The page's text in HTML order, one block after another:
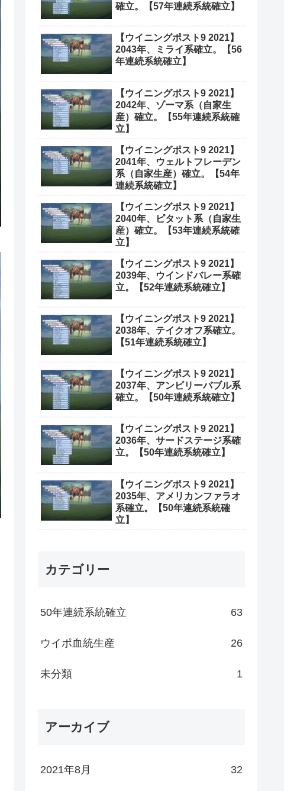
確立。【57年連続系統確立】
【ウイニングポスト9 2021】
2043年、ミライ系確立。【56
年連続系統確立】
【ウイニングポスト9 2021】
2042年、ゾーマ系（自家生
産）確立。【55年連続系統確
立】
【ウイニングポスト9 2021】
2041年、ウェルトフレーデン
系（自家生産）確立。【54年
連続系統確立】
【ウイニングポスト9 2021】
2040年、ピタット系（自家生
産）確立。【53年連続系統確
立】
【ウイニングポスト9 2021】
2039年、ウインドバレー系確
立。【52年連続系統確立】
【ウイニングポスト9 2021】
2038年、テイクオフ系確立。
【51年連続系統確立】
【ウイニングポスト9 2021】
2037年、アンビリーバブル系
確立。【50年連続系統確立】
【ウイニングポスト9 2021】
2036年、サードステージ系確
立。【50年連続系統確立】
【ウイニングポスト9 2021】
2035年、アメリカンファラオ
系確立。【50年連続系統確
立】
カテゴリー
50年連続系統確立 63
ウイポ血統生産 26
未分類 1
アーカイブ
2021年8月 32